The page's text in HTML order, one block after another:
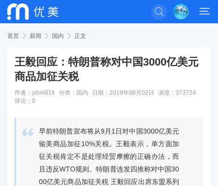


首页  新闻  国内  正文
王毅回应：特朗普称对中国3000亿美元
商品加征关税
作者：yibin616 分类： 国内 日期：2019年08月02日
浏览：373724
评论：0

早前特朗普宣布将从9月1日对中国3000亿美元
输美商品加征10%关税。王毅表示，单方面加
征关税肯定不是处理经贸摩擦的正确办法，而
且违反WTO规则。特朗普连发四推称对中国30
00亿美元商品加征关税 王毅回应出席东盟系列